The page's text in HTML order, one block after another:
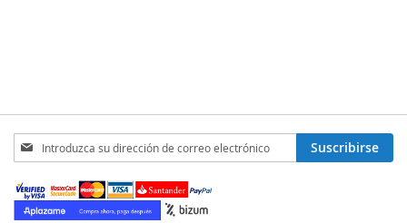
Inscríbase
a
nuestro
boletín
de
Suscribirse